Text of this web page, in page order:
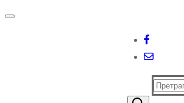
Прескочи
Изборник
Затворити
Тражи